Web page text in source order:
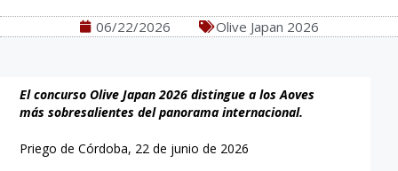
06/22/2026 Olive Japan 2026
El concurso Olive Japan 2026 distingue a los Aoves
más sobresalientes del panorama internacional.
Priego de Córdoba, 22 de junio de 2026